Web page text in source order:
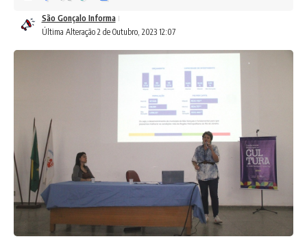
Última Alteração 2 de Outubro, 2023 12:07
São Gonçalo Informa